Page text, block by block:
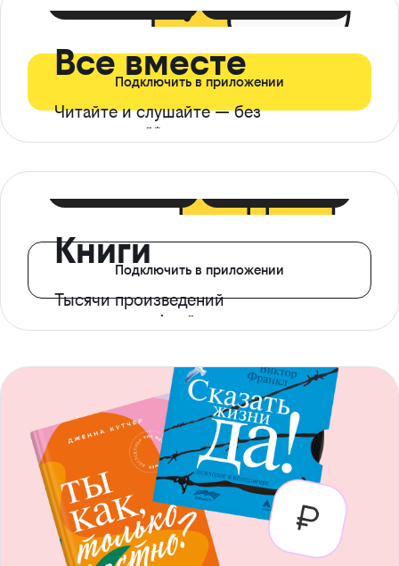
Все вместе
Читайте и слушайте — без
ограничений*
Подключить в приложении
Книги
Тысячи произведений
с доступом офлайн
Подключить в приложении